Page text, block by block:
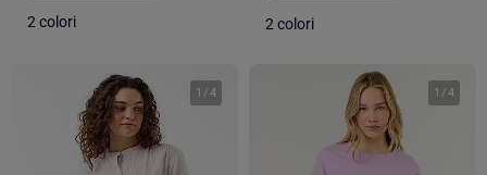
2 colori 2 colori
1 /4 1 /4